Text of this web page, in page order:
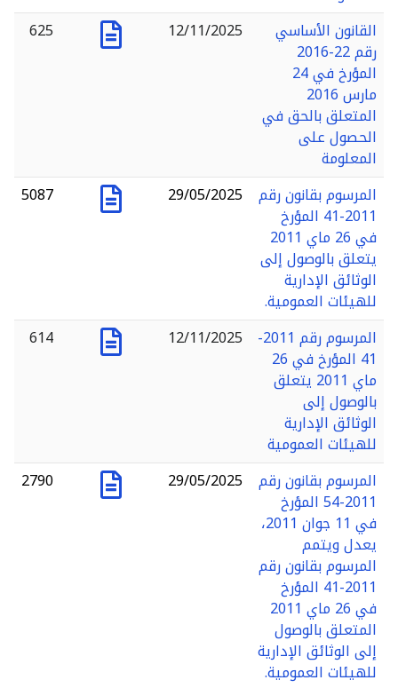
القانون الأساسي
رقم 22-2016
المؤرخ في 24
مارس 2016
المتعلق بالحق في
الحصول على
المعلومة
12/11/2025
625
المرسوم بقانون رقم
2011-41 المؤرخ
في 26 ماي 2011
يتعلق بالوصول إلى
الوثائق الإدارية
للهيئات العمومية.
29/05/2025
5087
المرسوم رقم 2011-
41 المؤرخ في 26
ماي 2011 يتعلق
بالوصول إلى
الوثائق الإدارية
للهيئات العمومية
12/11/2025
614
المرسوم بقانون رقم
2011-54 المؤرخ
في 11 جوان 2011،
يعدل ويتمم
المرسوم بقانون رقم
2011-41 المؤرخ
في 26 ماي 2011
المتعلق بالوصول
إلى الوثائق الإدارية
للهيئات العمومية.
29/05/2025
2790